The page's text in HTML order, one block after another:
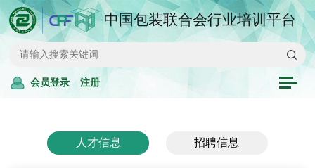
中国包装联合会行业培训平台
会员登录 注册
人才信息 招聘信息